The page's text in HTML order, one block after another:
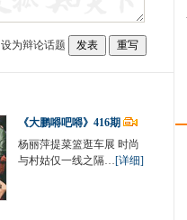
设为辩论话题
《大鹏嘚吧嘚》416期
杨丽萍提菜篮逛车展 时尚
与村姑仅一线之隔…[详细]